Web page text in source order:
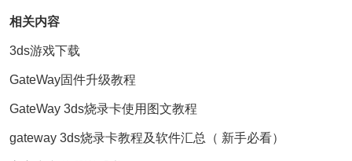
相关内容
3ds游戏下载
GateWay固件升级教程
GateWay 3ds烧录卡使用图文教程
gateway 3ds烧录卡教程及软件汇总（ 新手必看）